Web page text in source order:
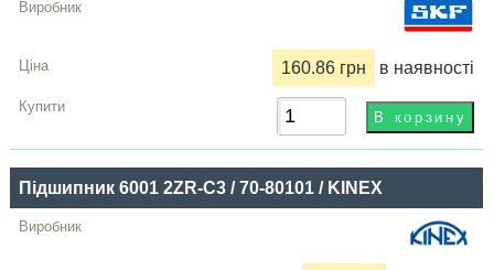
160.86 грн в наявності
Підшипник 6001 2ZR-C3 / 70-80101 / KINEX